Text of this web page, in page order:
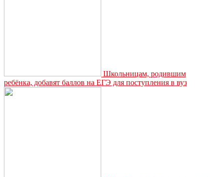
Школьницам, родившим
ребёнка, добавят баллов на ЕГЭ для поступления в вуз